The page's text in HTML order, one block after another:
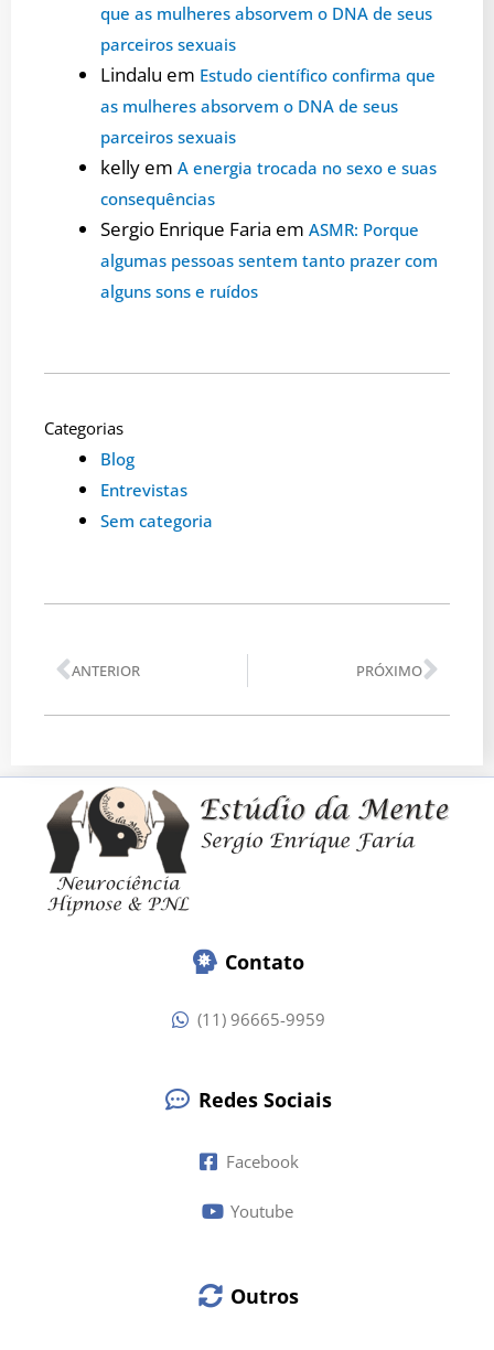
que as mulheres absorvem o DNA de seus
parceiros sexuais
Lindalu em Estudo científico confirma que
as mulheres absorvem o DNA de seus
parceiros sexuais
kelly em A energia trocada no sexo e suas
consequências
Sergio Enrique Faria em ASMR: Porque
algumas pessoas sentem tanto prazer com
alguns sons e ruídos
Categorias
Blog
Entrevistas
Sem categoria
Anterior
ANTERIOR PRÓXIMO
Contato
(11) 96665-9959
Redes Sociais
Facebook
Youtube
Outros